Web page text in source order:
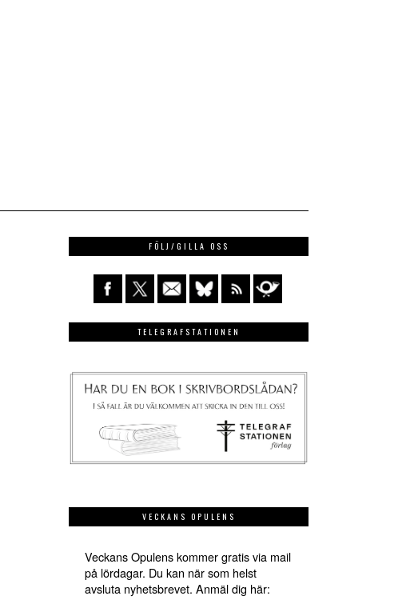
FÖLJ/GILLA OSS
TELEGRAFSTATIONEN
VECKANS OPULENS
Veckans Opulens kommer gratis via mail
på lördagar. Du kan när som helst
avsluta nyhetsbrevet. Anmäl dig här: